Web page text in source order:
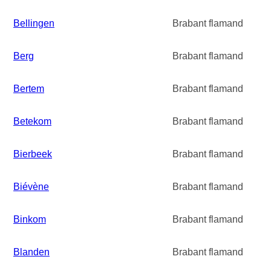
Bellingen Brabant flamand
Berg Brabant flamand
Bertem Brabant flamand
Betekom Brabant flamand
Bierbeek Brabant flamand
Biévène Brabant flamand
Binkom Brabant flamand
Blanden Brabant flamand